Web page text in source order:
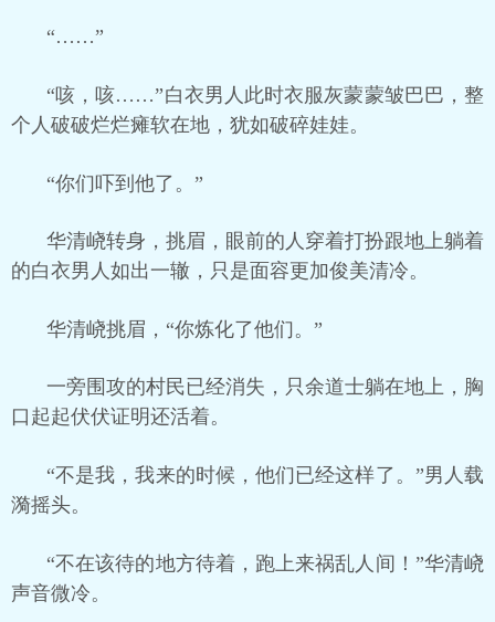
“……”
“咳，咳……”白衣男人此时衣服灰蒙蒙皱巴巴，整
个人破破烂烂瘫软在地，犹如破碎娃娃。
“你们吓到他了。”
华清峣转身，挑眉，眼前的人穿着打扮跟地上躺着
的白衣男人如出一辙，只是面容更加俊美清冷。
华清峣挑眉，“你炼化了他们。”
一旁围攻的村民已经消失，只余道士躺在地上，胸
口起起伏伏证明还活着。
“不是我，我来的时候，他们已经这样了。”男人载
漪摇头。
“不在该待的地方待着，跑上来祸乱人间！”华清峣
声音微冷。